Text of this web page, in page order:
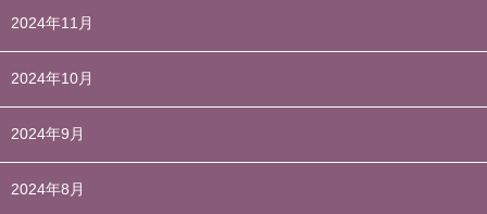
2024年11月
2024年10月
2024年9月
2024年8月